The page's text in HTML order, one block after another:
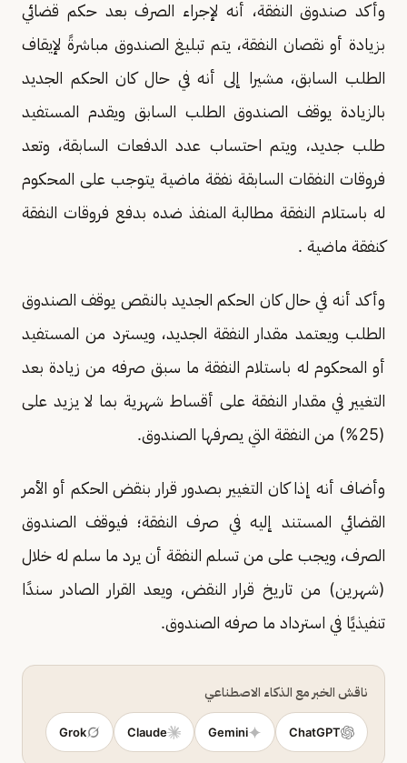
وأكد صندوق النفقة، أنه لإجراء الصرف بعد حكم قضائي
بزيادة أو نقصان النفقة، يتم تبليغ الصندوق مباشرةً لإيقاف
الطلب السابق، مشيرا إلى أنه في حال كان الحكم الجديد
بالزيادة يوقف الصندوق الطلب السابق ويقدم المستفيد
طلب جديد، ويتم احتساب عدد الدفعات السابقة، وتعد
فروقات النفقات السابقة نفقة ماضية يتوجب على المحكوم
له باستلام النفقة مطالبة المنفذ ضده بدفع فروقات النفقة
كنفقة ماضية .
وأكد أنه في حال كان الحكم الجديد بالنقص يوقف الصندوق
الطلب ويعتمد مقدار النفقة الجديد، ويسترد من المستفيد
أو المحكوم له باستلام النفقة ما سبق صرفه من زيادة بعد
التغيير في مقدار النفقة على أقساط شهرية بما لا يزيد على
(25%) من النفقة التي يصرفها الصندوق.
وأضاف أنه إذا كان التغيير بصدور قرار بنقض الحكم أو الأمر
القضائي المستند إليه في صرف النفقة؛ فيوقف الصندوق
الصرف، ويجب على من تسلم النفقة أن يرد ما سلم له خلال
(شهرين) من تاريخ قرار النقض، ويعد القرار الصادر سندًا
تنفيذيًا في استرداد ما صرفه الصندوق.
ناقش الخبر مع الذكاء الاصطناعي
ChatGPT
Gemini
Claude
Grok